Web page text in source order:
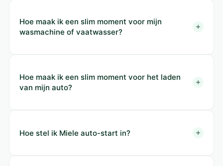
Hoe maak ik een slim moment voor mijn
wasmachine of vaatwasser?
Hoe maak ik een slim moment voor het laden
van mijn auto?
Hoe stel ik Miele auto-start in?